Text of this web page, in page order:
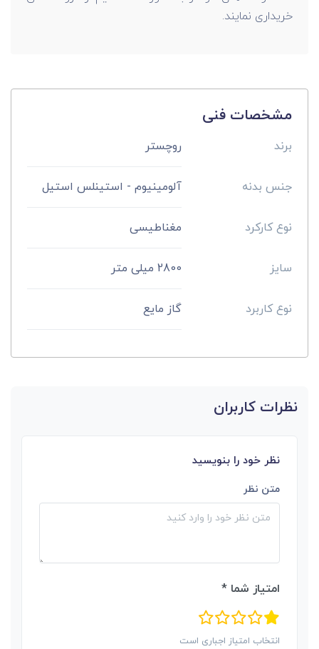
خریداری نمایند.
مشخصات فنی
برند روچستر
جنس بدنه آلومینیوم - استینلس استیل
نوع کارکرد مغناطیسی
سایز 2800 میلی متر
نوع کاربرد گاز مایع
نظرات کاربران
نظر خود را بنویسید
متن نظر
امتیاز شما *
انتخاب امتیاز اجباری است